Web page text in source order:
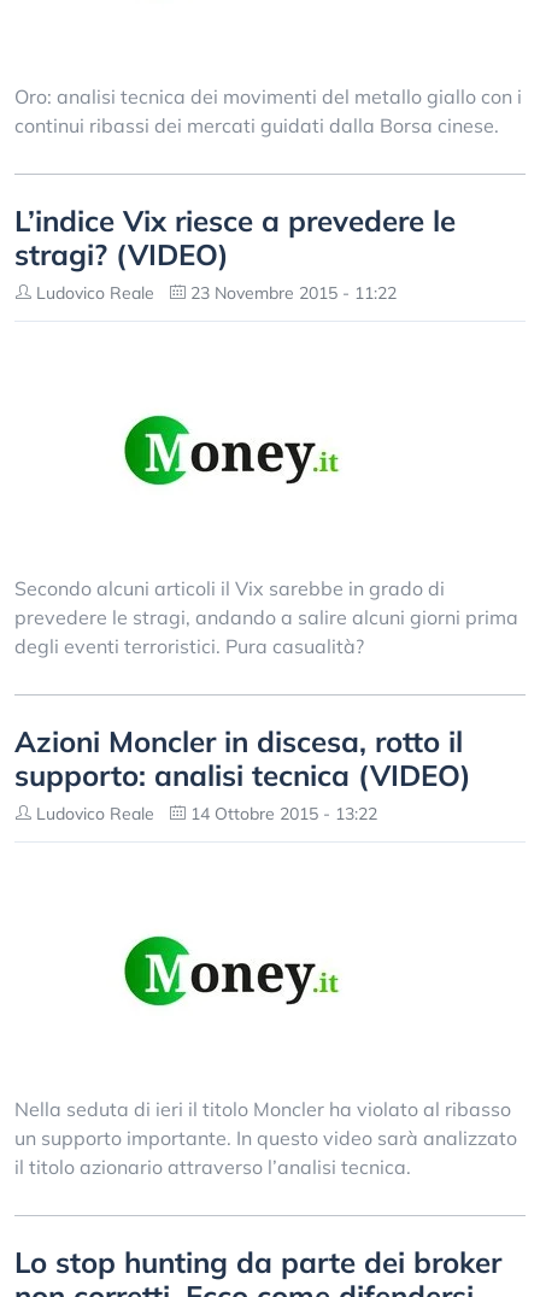
Oro: analisi tecnica dei movimenti del metallo giallo con i
continui ribassi dei mercati guidati dalla Borsa cinese.
L’indice Vix riesce a prevedere le
stragi? (VIDEO)
Ludovico Reale 23 Novembre 2015 - 11:22
Secondo alcuni articoli il Vix sarebbe in grado di
prevedere le stragi, andando a salire alcuni giorni prima
degli eventi terroristici. Pura casualità?
Azioni Moncler in discesa, rotto il
supporto: analisi tecnica (VIDEO)
Ludovico Reale 14 Ottobre 2015 - 13:22
Nella seduta di ieri il titolo Moncler ha violato al ribasso
un supporto importante. In questo video sarà analizzato
il titolo azionario attraverso l’analisi tecnica.
Lo stop hunting da parte dei broker